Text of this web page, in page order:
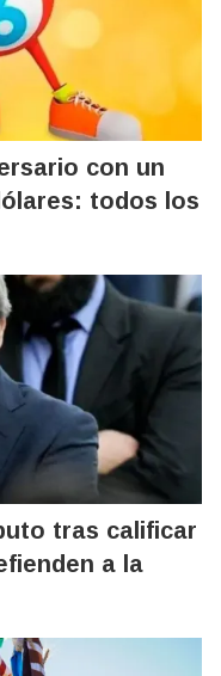
con un
todos los
tras calificar
a la